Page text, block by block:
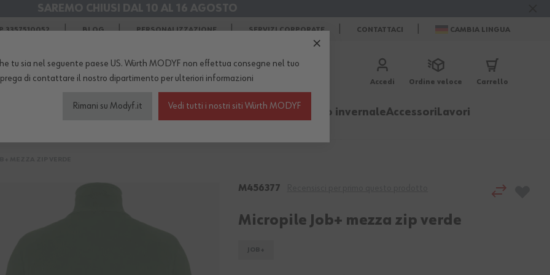
SPEDIZIONI GRATISin Agosto
SAREMO CHIUSI DAL 10 AL 16 AGOSTO
3357510052 BLOG PERSONALIZZAZIONE SERVIZI CORPORATE CONTATTACI CAMBIA LINGUA
DEL NEGOZIO...
Accedi Ordine veloce Carrello
da lavoro Scarpe antinfortunisticheAbbigliamento invernaleAccessori Lavori
M456377
Micropile Job+ mezza zip verde
tu sia nel seguente paese US. Würth MODYF non effettua consegne nel tuo
di contattare il nostro dipartimento per ulteriori informazioni
Rimani su Modyf.it Vedi tutti i nostri siti Würth MODYF